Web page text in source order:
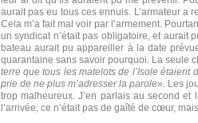
aurait pas eu tous ces ennuis. L’armateur a
Cela m’a fait mal voir par l’armement.
un syndicat n’était pas obligatoire, et aurait
bateau aurait pu appareiller à la date
quarantaine sans savoir pourquoi. La seule
terre que tous les matelots de l’Isole étaient
prie de ne plus m’adresser la parole». Les
trop malheureux. J’en parlais au second
l’arrivée, ce n’était pas de gaîté de cœur,